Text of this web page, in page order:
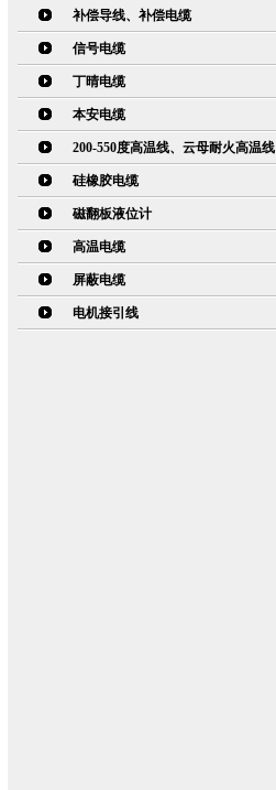
补偿导线、补偿电缆
信号电缆
丁晴电缆
本安电缆
200-550度高温线、云母耐火高温线
硅橡胶电缆
磁翻板液位计
高温电缆
屏蔽电缆
电机接引线